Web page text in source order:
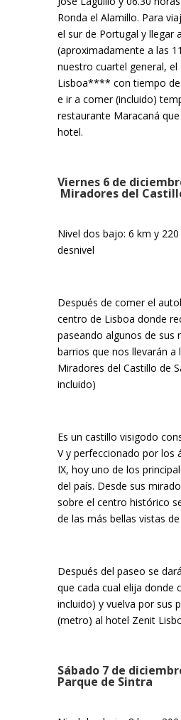
Ronda el Alamillo. Para
el sur de Portugal y llegar
(aproximadamente a las
nuestro cuartel general,
Lisboa**** con tiempo de
e ir a comer (incluido)
restaurante Maracaná
hotel.
Viernes 6 de
Miradores del
Nivel dos bajo: 6 km y
desnivel
Después de comer el
centro de Lisboa donde
paseando algunos de sus
barrios que nos llevarán a
Miradores del Castillo de
incluido)
Es un castillo visigodo
V y perfeccionado por los
IX, hoy uno de los
del país. Desde sus
sobre el centro histórico
de las más bellas vistas
Después del paseo se
que cada cual elija donde
incluido) y vuelva por sus
(metro) al hotel Zenit
Sábado 7 de
Parque de Sintra